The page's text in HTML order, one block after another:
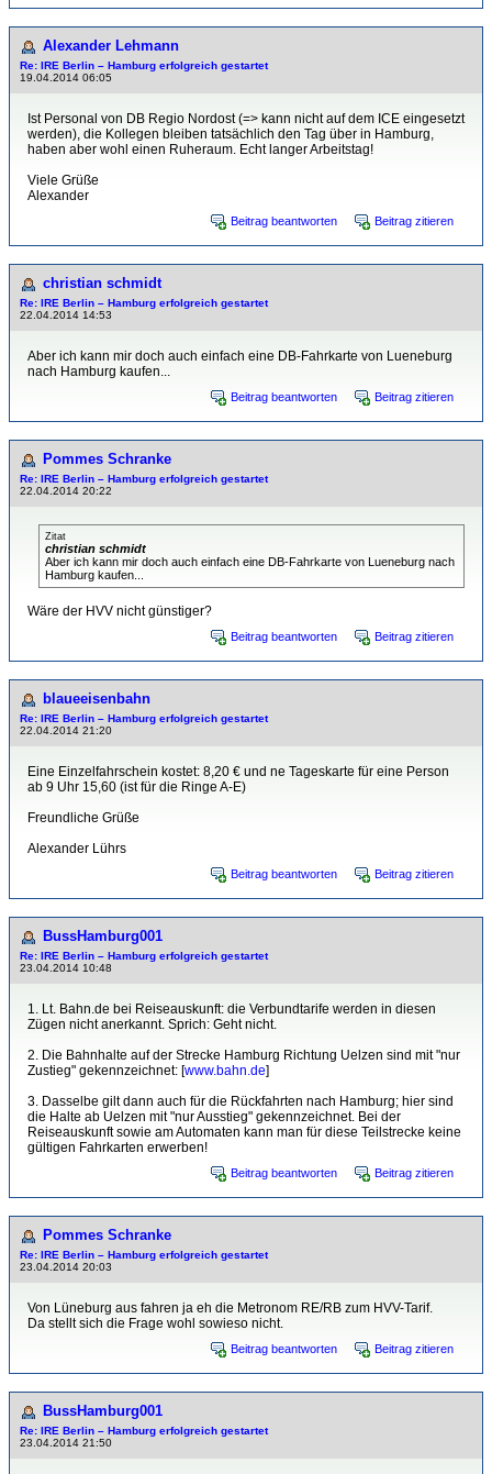
Alexander Lehmann
Re: IRE Berlin – Hamburg erfolgreich gestartet
19.04.2014 06:05
Ist Personal von DB Regio Nordost (=> kann nicht auf dem ICE eingesetzt
werden), die Kollegen bleiben tatsächlich den Tag über in Hamburg,
haben aber wohl einen Ruheraum. Echt langer Arbeitstag!
Viele Grüße
Alexander
Beitrag beantworten Beitrag zitieren
christian schmidt
Re: IRE Berlin – Hamburg erfolgreich gestartet
22.04.2014 14:53
Aber ich kann mir doch auch einfach eine DB-Fahrkarte von Lueneburg
nach Hamburg kaufen...
Beitrag beantworten Beitrag zitieren
Pommes Schranke
Re: IRE Berlin – Hamburg erfolgreich gestartet
22.04.2014 20:22
Zitat
christian schmidt
Aber ich kann mir doch auch einfach eine DB-Fahrkarte von Lueneburg nach
Hamburg kaufen...
Wäre der HVV nicht günstiger?
Beitrag beantworten Beitrag zitieren
blaueeisenbahn
Re: IRE Berlin – Hamburg erfolgreich gestartet
22.04.2014 21:20
Eine Einzelfahrschein kostet: 8,20 € und ne Tageskarte für eine Person
ab 9 Uhr 15,60 (ist für die Ringe A-E)
Freundliche Grüße
Alexander Lührs
Beitrag beantworten Beitrag zitieren
BussHamburg001
Re: IRE Berlin – Hamburg erfolgreich gestartet
23.04.2014 10:48
1. Lt. Bahn.de bei Reiseauskunft: die Verbundtarife werden in diesen
Zügen nicht anerkannt. Sprich: Geht nicht.
2. Die Bahnhalte auf der Strecke Hamburg Richtung Uelzen sind mit "nur
Zustieg" gekennzeichnet: [www.bahn.de]
3. Dasselbe gilt dann auch für die Rückfahrten nach Hamburg; hier sind
die Halte ab Uelzen mit "nur Ausstieg" gekennzeichnet. Bei der
Reiseauskunft sowie am Automaten kann man für diese Teilstrecke keine
gültigen Fahrkarten erwerben!
Beitrag beantworten Beitrag zitieren
Pommes Schranke
Re: IRE Berlin – Hamburg erfolgreich gestartet
23.04.2014 20:03
Von Lüneburg aus fahren ja eh die Metronom RE/RB zum HVV-Tarif.
Da stellt sich die Frage wohl sowieso nicht.
Beitrag beantworten Beitrag zitieren
BussHamburg001
Re: IRE Berlin – Hamburg erfolgreich gestartet
23.04.2014 21:50